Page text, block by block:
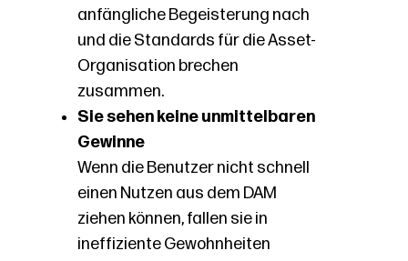
anfängliche Begeisterung nach
und die Standards für die Asset-
Organisation brechen
zusammen.
Sie sehen keine unmittelbaren
Gewinne
Wenn die Benutzer nicht schnell
einen Nutzen aus dem DAM
ziehen können, fallen sie in
ineffiziente Gewohnheiten